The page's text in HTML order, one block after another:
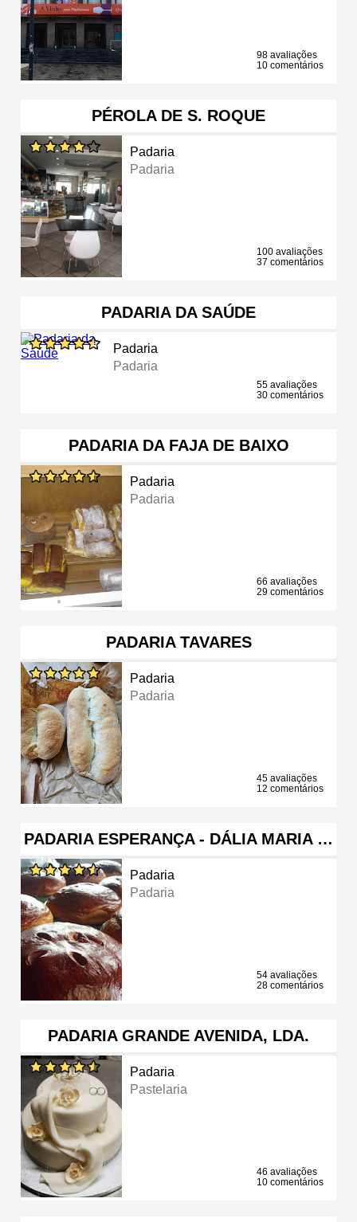
98 avaliações
10 comentários
PÉROLA DE S. ROQUE
Padaria
Padaria
100 avaliações
37 comentários
PADARIA DA SAÚDE
Padaria
Padaria
55 avaliações
30 comentários
PADARIA DA FAJA DE BAIXO
Padaria
Padaria
66 avaliações
29 comentários
PADARIA TAVARES
Padaria
Padaria
45 avaliações
12 comentários
PADARIA ESPERANÇA - DÁLIA MARIA …
Padaria
Padaria
54 avaliações
28 comentários
PADARIA GRANDE AVENIDA, LDA.
Padaria
Pastelaria
46 avaliações
10 comentários